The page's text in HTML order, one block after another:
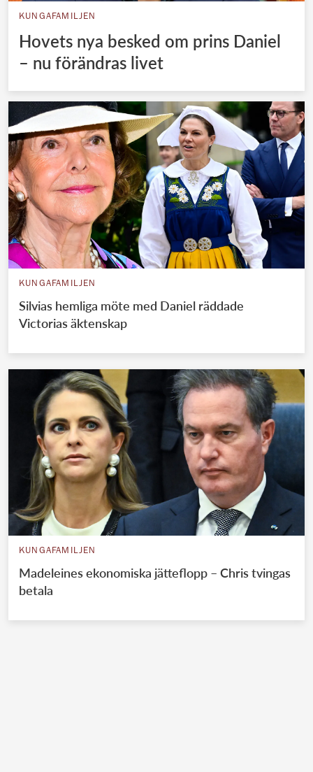
KUNGAFAMILJEN
Hovets nya besked om prins Daniel
– nu förändras livet
KUNGAFAMILJEN
Silvias hemliga möte med Daniel räddade
Victorias äktenskap
KUNGAFAMILJEN
Madeleines ekonomiska jätteflopp – Chris tvingas
betala